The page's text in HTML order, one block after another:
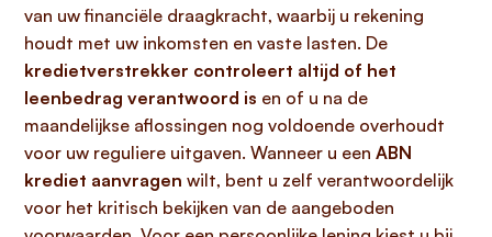
van uw financiële draagkracht, waarbij u rekening
houdt met uw inkomsten en vaste lasten. De
kredietverstrekker controleert altijd of het
leenbedrag verantwoord is en of u na de
maandelijkse aflossingen nog voldoende overhoudt
voor uw reguliere uitgaven. Wanneer u een ABN
krediet aanvragen wilt, bent u zelf verantwoordelijk
voor het kritisch bekijken van de aangeboden